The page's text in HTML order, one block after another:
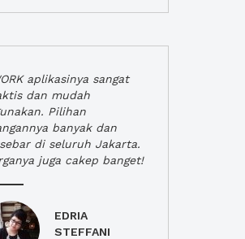
aplikasinya sangat
dan mudah
Pilihan
banyak dan
di seluruh Jakarta.
juga cakep banget!
EDRIA
STEFFANI